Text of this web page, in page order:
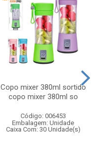
Copo mixer 380ml sortido
copo mixer 380ml so
Código: 006453
Embalagem: Unidade
Caixa Com: 30 Unidade(s)